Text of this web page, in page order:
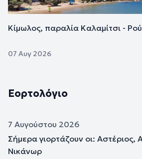
Κίμωλος, παραλία Καλαμίτσι -
07 Αυγ 2026
Εορτολόγιο
7 Αυγούστου 2026
Σήμερα γιορτάζουν οι: Αστέριος,
Νικάνωρ